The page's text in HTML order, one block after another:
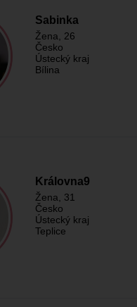
Sabinka
Žena , 26
Česko
Ústecký kraj
Bílina
Královna9
Žena , 31
Česko
Ústecký kraj
Teplice